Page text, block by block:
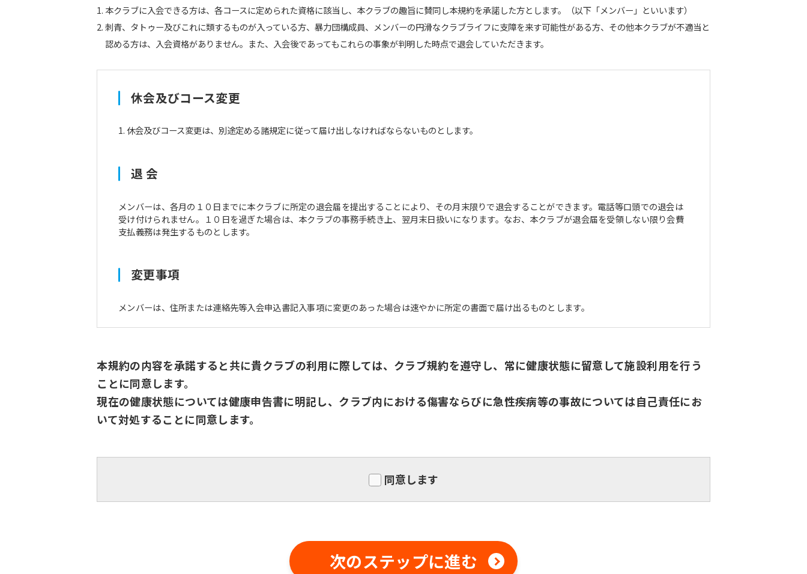
本クラブに入会できる方は、各コースに定められた資格に該当し、本クラブの趣旨に賛同し本規約を承諾した方とします。（以下「メンバー」といいます）
刺青、タトゥー及びこれに類するものが入っている方、暴力団構成員、メンバーの円滑なクラブライフに支障を来す可能性がある方、その他本クラブが不適当と
認める方は、入会資格がありません。また、入会後であってもこれらの事象が判明した時点で退会していただきます。
休会及びコース変更
休会及びコース変更は、別途定める諸規定に従って届け出しなければならないものとします。
退 会
メンバーは、各月の１０日までに本クラブに所定の退会届を提出することにより、その月末限りで退会することができます。電話等口頭での退会は
受け付けられません。１０日を過ぎた場合は、本クラブの事務手続き上、翌月末日扱いになります。なお、本クラブが退会届を受領しない限り会費
支払義務は発生するものとします。
変更事項
メンバーは、住所または連絡先等入会申込書記入事項に変更のあった場合は速やかに所定の書面で届け出るものとします。
本規約の内容を承諾すると共に貴クラブの利用に際しては、クラブ規約を遵守し、常に健康状態に留意して施設利用を行う
ことに同意します。
現在の健康状態については健康申告書に明記し、クラブ内における傷害ならびに急性疾病等の事故については自己責任にお
いて対処することに同意します。
同意します
次のステップに進む
For foreigners
automatically translated into
However, if you use an automatic
version of this website will be
not be an accurate translation.
fully understand this before using
the service.